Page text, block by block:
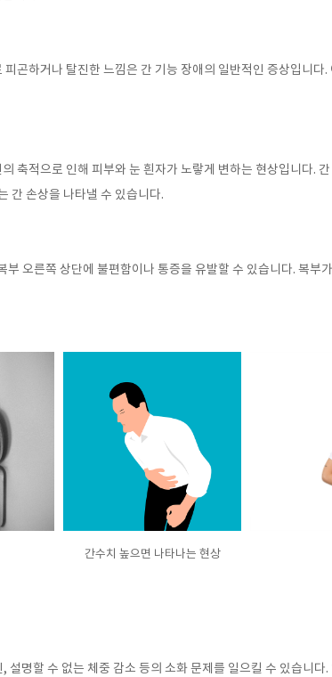
곤하거나 탈진한 느낌은 간 기능 장애의 일반적인 증상입니다.
축적으로 인해 피부와 눈 흰자가 노랗게 변하는 현상입니다.
간 손상을 나타낼 수 있습니다.
부 오른쪽 상단에 불편함이나 통증을 유발할 수 있습니다. 복부
간수치 높으면 나타나는 현상
, 설명할 수 없는 체중 감소 등의 소화 문제를 일으킬 수 있습니다.